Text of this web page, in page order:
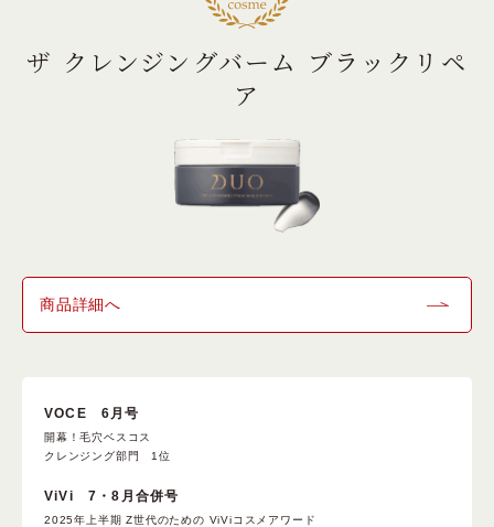
美容情報を発信・キレイをサポートするWebメディア
ベストコスメ受賞履歴
ザ クレンジングバーム ブラックリペ
ア
商品詳細へ
VOCE 6月号
開幕！毛穴ベスコス
クレンジング部門 1位
ViVi 7・8月合併号
2025年上半期 Z世代のための ViViコスメアワード